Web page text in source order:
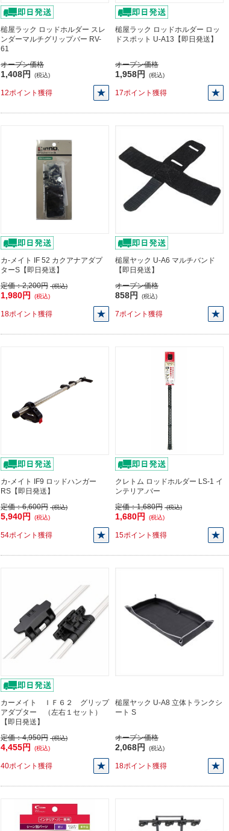
槌屋ラック ロッドホルダー スレ
ンダーマルチグリップバー RV-
61
オープン価格
1,408円 (税込)
12ポイント獲得
槌屋ラック ロッドホルダー ロッ
ドスポット U-A13【即日発送】
オープン価格
1,958円 (税込)
17ポイント獲得
カ-メイト IF 52 カクアナアダプ
ターS【即日発送】
定価：2,200円 (税込)
1,980円 (税込)
18ポイント獲得
槌屋ヤック U-A6 マルチバンド
【即日発送】
オープン価格
858円 (税込)
7ポイント獲得
カ-メイト IF9 ロッドハンガー
RS【即日発送】
定価：6,600円 (税込)
5,940円 (税込)
54ポイント獲得
クレトム ロッドホルダー LS-1 イ
ンテリア.バー
定価：1,680円 (税込)
1,680円 (税込)
15ポイント獲得
カーメイト ＩＦ６２ グリップ
アダプター （左右１セット）
【即日発送】
定価：4,950円 (税込)
4,455円 (税込)
40ポイント獲得
槌屋ヤック U-A8 立体トランクシ
ート S
オープン価格
2,068円 (税込)
18ポイント獲得